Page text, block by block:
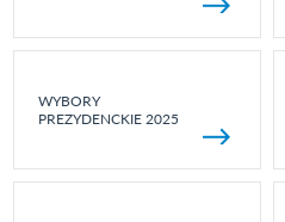
WYBORY
PREZYDENCKIE 2025